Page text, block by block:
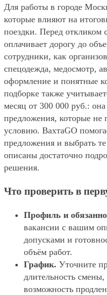
Для работы в городе
которые влияют на
поездки. Перед откликом
оплачивает дорогу до
сотрудники, как
спецодежда, медосмотр,
оформление и понятные
подборке также
месяц от 300 000 руб.: она
предложения, которые не
условию. ВахтаGO
предложения и выбрать
описаны достаточно
решения.
Что проверить в
Профиль и
вакансии с вашим
допусками и
объём работ.
График. Уточните
длительность
возможность